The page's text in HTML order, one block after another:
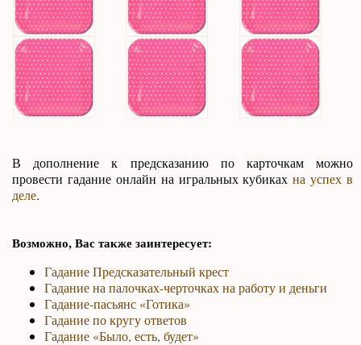
В дополнение к предсказанию по карточкам можно
провести гадание онлайн на игральных кубикахна успех в
деле.
Возможно, Вас также заинтересует:
Гадание Предсказательный крест
Гадание на палочках-черточках на работу и деньги
Гадание-пасьянс «Готика»
Гадание по кругу ответов
Гадание «Было, есть, будет»